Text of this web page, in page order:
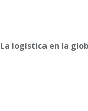
La logística en la